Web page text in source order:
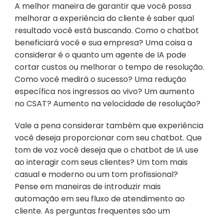
A melhor maneira de garantir que você possa
melhorar a experiência do cliente é saber qual
resultado você está buscando. Como o chatbot
beneficiará você e sua empresa? Uma coisa a
considerar é o quanto um agente de IA pode
cortar custos ou melhorar o tempo de resolução.
Como você medirá o sucesso? Uma redução
específica nos ingressos ao vivo? Um aumento
no CSAT? Aumento na velocidade de resolução?
Vale a pena considerar também que experiência
você deseja proporcionar com seu chatbot. Que
tom de voz você deseja que o chatbot de IA use
ao interagir com seus clientes? Um tom mais
casual e moderno ou um tom profissional?
Pense em maneiras de introduzir mais
automação em seu fluxo de atendimento ao
cliente. As perguntas frequentes são um